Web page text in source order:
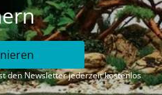
den Newsletter jederzeit kostenlos